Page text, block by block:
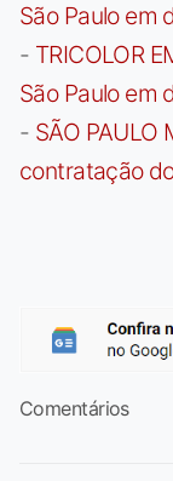
São Paulo em
- TRICOLOR
São Paulo em
- SÃO PAULO
contratação
Comentários